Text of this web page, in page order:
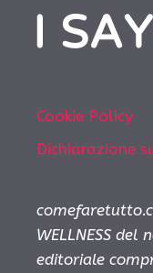
Cookie Policy
Dichiarazione
WELLNESS
editoriale